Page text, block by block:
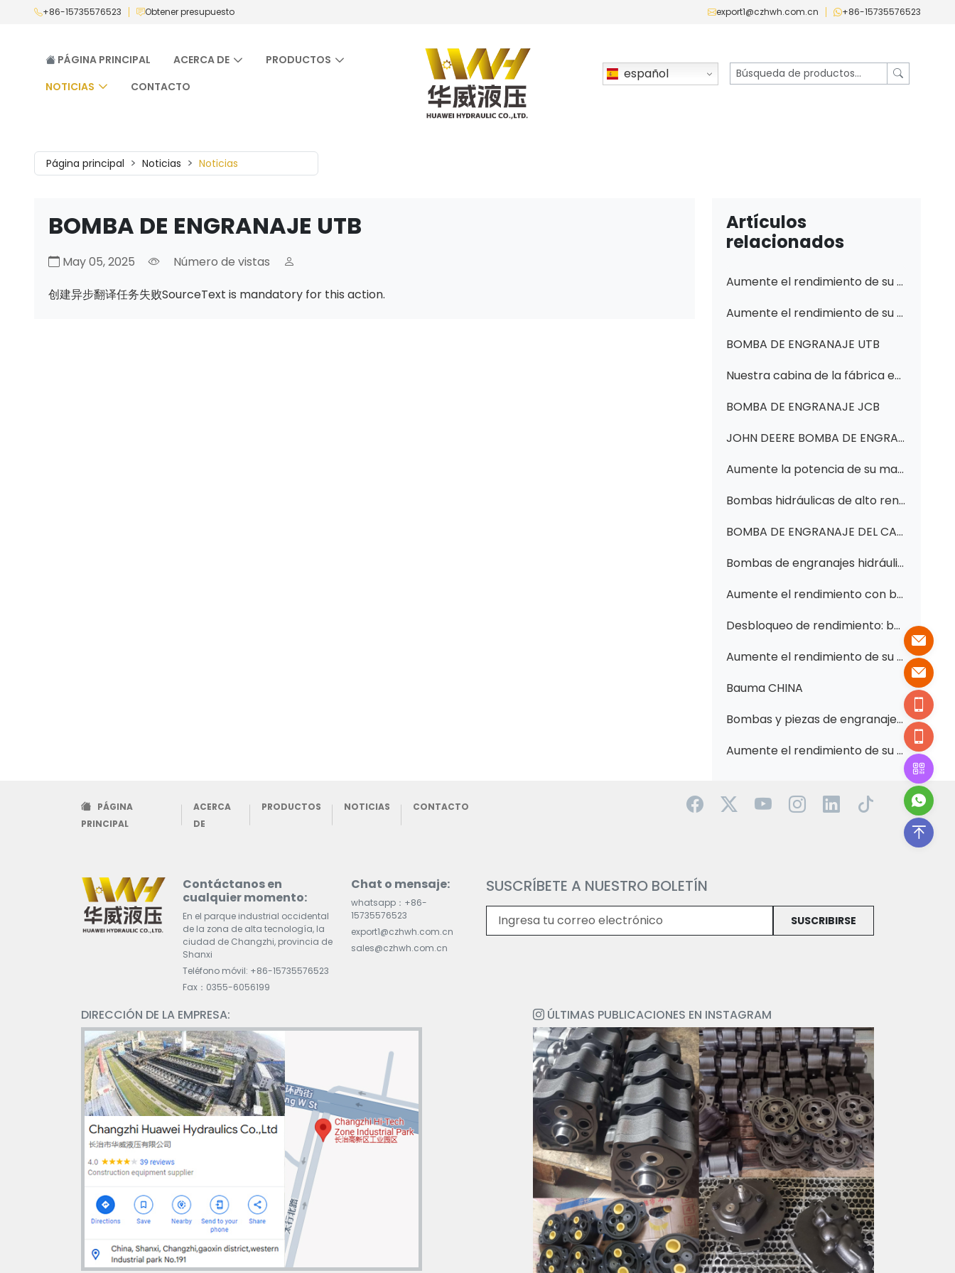
+86-15735576523 Obtener presupuesto export1@czhwh.com.cn +86-15735576523
PÁGINA PRINCIPAL ACERCA DE
PRODUCTOS
NOTICIAS
CONTACTO
español
Página principal Noticias Noticias
BOMBA DE ENGRANAJE UTB
May 05, 2025
Número de vistas
创建异步翻译任务失败SourceText is mandatory for this action.
Artículos
relacionados
Aumente el rendimiento de su maquinaria con bombas hidráulicas premium: con 705-56-34180, 07440-72202, 708-3S-04541 y más.
Aumente el rendimiento de su maquinaria con bombas hidráulicas de alta calidad de Changzhi Huawei Hydraulic Co., Ltd.
BOMBA DE ENGRANAJE UTB
Nuestra cabina de la fábrica en el exibition del bauma de Shangai
BOMBA DE ENGRANAJE JCB
JOHN DEERE BOMBA DE ENGRANAJES
Aumente la potencia de su maquinaria: bombas de engranajes hidráulicos esenciales y piezas para XGMA, Komatsu y más Cargadores y excavadoras: encuentre repuestos confiables en Changzhi Huawei Hydraulic
Bombas hidráulicas de alto rendimiento y bombas de engranajes para cargadoras, excavadoras, tractores y más: ¡encuentre su pareja perfecta!
BOMBA DE ENGRANAJE DEL CASO
Bombas de engranajes hidráulicos de alto rendimiento para sus necesidades de maquinaria de construcción
Aumente el rendimiento con bombas hidráulicas de engranajes y de barrido de calidad: piezas esenciales para excavadoras, cargadoras y excavadoras (incluidas 705-24-29090, 3P7958, 241-8693 y más)
Desbloqueo de rendimiento: bombas de engranajes hidráulicos de alta calidad y piezas para Komatsu, Cat y más de Changzhi Huawei Hydraulic
Aumente el rendimiento de su excavadora y tractor con bombas hidráulicas premium: con 705-12-43030, 1666726M91, 705-41-02310 y más.
Bauma CHINA
Bombas y piezas de engranajes hidráulicos esenciales para maquinaria de construcción: calidad superior para cargadoras, excavadoras, niveladoras-con 11C0026, 705-14-41040, 7S4629 y más de Changzhi Huawei
Aumente el rendimiento de su maquinaria de construcción con piezas hidráulicas de alta calidad: con 1198752, 2741512, 119-8474, 23B-62-11501, 6C0570, 51330518, 1198748, 333/G5393, 705-95-07101, 400910-00419, 662696-7829, 285 081 y 705-61-2
PÁGINA
PRINCIPAL
ACERCA
DE
PRODUCTOS NOTICIAS CONTACTO
Contáctanos en
cualquier momento:
En el parque industrial occidental
de la zona de alta tecnología, la
ciudad de Changzhi, provincia de
Shanxi
Teléfono móvil: +86-15735576523
Fax：0355-6056199
Chat o mensaje:
whatsapp：+86-
15735576523
export1@czhwh.com.cn
sales@czhwh.com.cn
SUSCRÍBETE A NUESTRO BOLETÍN
SUSCRIBIRSE
DIRECCIÓN DE LA EMPRESA: ÚLTIMAS PUBLICACIONES EN INSTAGRAM